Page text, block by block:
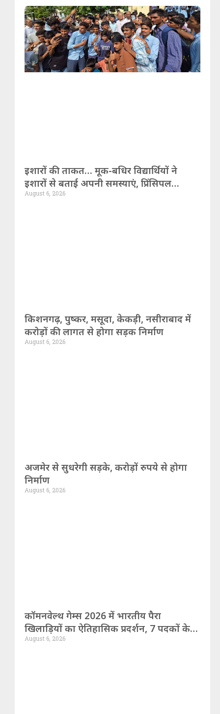
इशारों की ताकत… मूक-बधिर विद्यार्थियों ने
इशारों से बताई अपनी समस्याएं, प्रिंसिपल
निलंबित
August 6, 2026
किशनगढ़, पुष्कर, मसूदा, केकड़ी, नसीराबाद में
करोड़ों की लागत से होगा सड़क निर्माण
August 6, 2026
अजमेर से सुधरेगी सड़के, करोड़ों रुपये से होगा
निर्माण
August 6, 2026
कॉमनवेल्थ गेम्स 2026 में भारतीय पैरा
खिलाड़ियों का ऐतिहासिक प्रदर्शन, 7 पदकों के
साथ रचा नया कीर्तिमान
August 6, 2026